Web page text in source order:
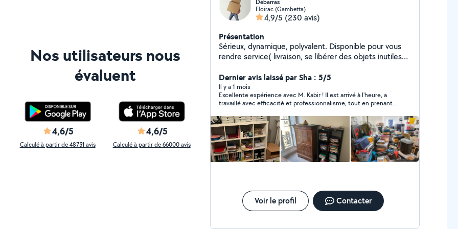
Nos utilisateurs nous
évaluent
4,6/5
Calculé à partir de 48731 avis
4,6/5
Calculé à partir de 66000 avis
Débarras
Floirac (Gambetta)
4,9/5 (230 avis)
Présentation
Sérieux, dynamique, polyvalent. Disponible pour vous
rendre service( livraison, se libérer des objets inutiles
de garage , maison, grenier, ...).
Dernier avis laissé par Sha : 5/5
Il y a 1 mois
Excellente expérience avec M. Kabir ! Il est arrivé à l'heure, a
travaillé avec efficacité et professionnalisme, tout en prenant
inspire confiance dès le premier contact. Je suis entièrement
satisfait de sa prestation et je ferai sans hésiter appel à lui à
nouveau. Je le recommande vivement à toute personne
recherchant un déménageur sérieux et fiable. Merci M. Kabir !
Voir le profil Contacter